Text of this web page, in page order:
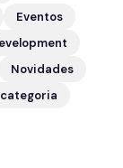
Eventos
Novidades
categoria